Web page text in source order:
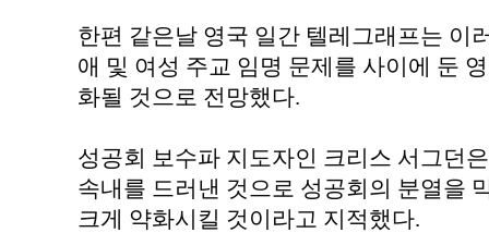
한편 같은날 영국 일간 텔레그래프는 이
애 및 여성 주교 임명 문제를 사이에 둔
화될 것으로 전망했다.
성공회 보수파 지도자인 크리스 서그던
속내를 드러낸 것으로 성공회의 분열을
크게 약화시킬 것이라고 지적했다.